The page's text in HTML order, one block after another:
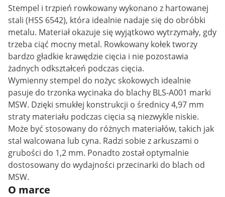
Stempel i trzpień rowkowany wykonano z hartowanej
stali (HSS 6542), która idealnie nadaje się do obróbki
metalu. Materiał okazuje się wyjątkowo wytrzymały, gdy
trzeba ciąć mocny metal. Rowkowany kołek tworzy
bardzo gładkie krawędzie cięcia i nie pozostawia
żadnych odkształceń podczas cięcia.
Wymienny stempel do nożyc skokowych idealnie
pasuje do trzonka wycinaka do blachy BLS-A001 marki
MSW. Dzięki smukłej konstrukcji o średnicy 4,97 mm
straty materiału podczas cięcia są niezwykle niskie.
Może być stosowany do różnych materiałów, takich jak
stal walcowana lub cyna. Radzi sobie z arkuszami o
grubości do 1,2 mm. Ponadto został optymalnie
dostosowany do wydajności przecinarki do blach od
MSW.
O marce